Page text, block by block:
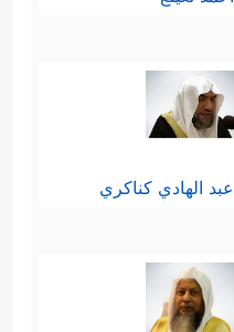
عبد الهادي كناكري